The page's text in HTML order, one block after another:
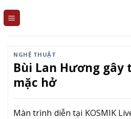
NGHỆ THUẬT
Bùi Lan Hương gây
mặc hở
Màn trình diễn tại KOSMIK